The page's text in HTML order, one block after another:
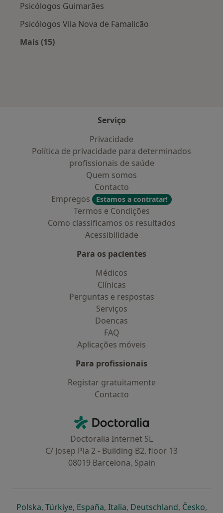
Psicólogos Guimarães
Psicólogos Vila Nova de Famalicão
Mais (15)
Serviço
Privacidade
Política de privacidade para determinados
profissionais de saúde
Quem somos
Contacto
Empregos
Estamos a contratar!
Termos e Condições
Como classificamos os resultados
Acessibilidade
Para os pacientes
Médicos
Clínicas
Perguntas e respostas
Serviços
Doencas
FAQ
Aplicações móveis
Para profissionais
Registar gratuitamente
Contacto
Doctoralia - Homepage
Doctoralia Internet SL
C/ Josep Pla 2 - Building B2, floor 13
08019 Barcelona, Spain
Polskaabre num novo separador
, Türkiyeabre num novo separador
, Españaabre num novo separador
, Italiaabre num novo
, Deutschlandabre num
, Česko,